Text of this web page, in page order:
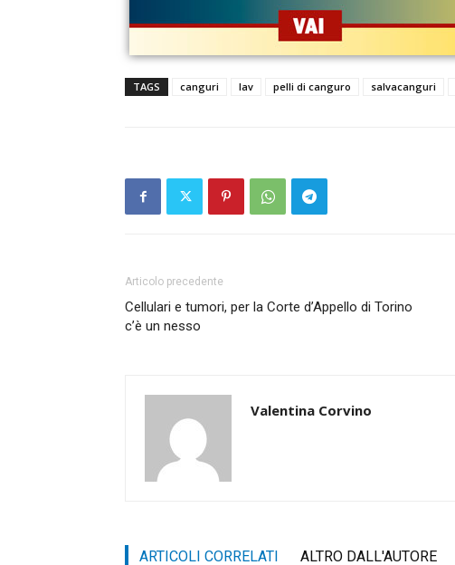
TAGS canguri lav pelli di canguro salvacanguri
Articolo precedente
Cellulari e tumori, per la Corte d’Appello di Torino
c’è un nesso
Valentina Corvino
ARTICOLI CORRELATI ALTRO DALL'AUTORE